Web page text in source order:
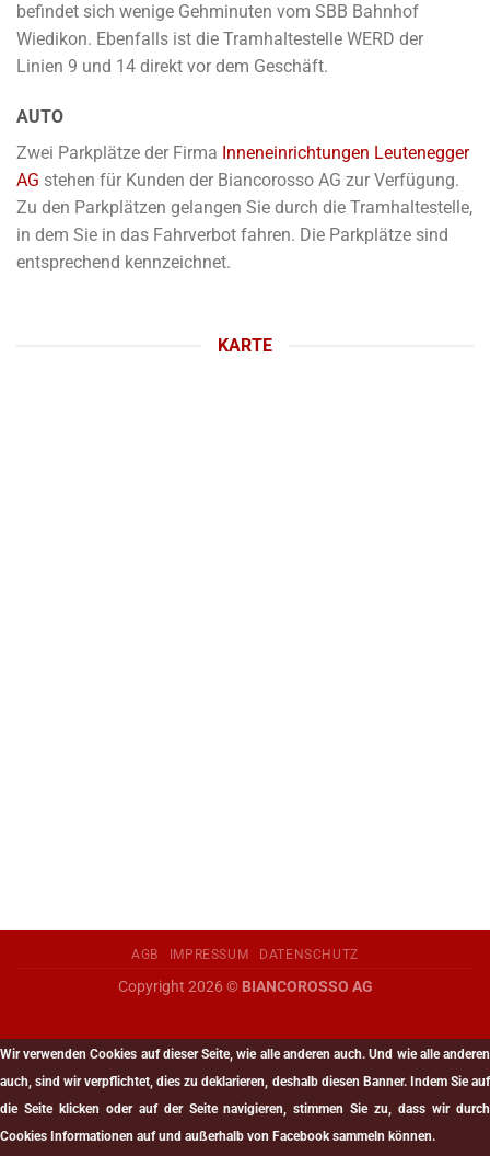
befindet sich wenige Gehminuten vom SBB Bahnhof
Wiedikon. Ebenfalls ist die Tramhaltestelle WERD der
Linien 9 und 14 direkt vor dem Geschäft.
AUTO
Zwei Parkplätze der Firma Inneneinrichtungen Leutenegger
AG stehen für Kunden der Biancorosso AG zur Verfügung.
Zu den Parkplätzen gelangen Sie durch die Tramhaltestelle,
in dem Sie in das Fahrverbot fahren. Die Parkplätze sind
entsprechend kennzeichnet.
KARTE
AGB IMPRESSUM DATENSCHUTZ
Copyright 2026 © BIANCOROSSO AG
Wir verwenden Cookies auf dieser Seite, wie alle anderen auch. Und wie alle anderen
auch, sind wir verpflichtet, dies zu deklarieren, deshalb diesen Banner. Indem Sie auf
die Seite klicken oder auf der Seite navigieren, stimmen Sie zu, dass wir durch
Cookies Informationen auf und außerhalb von Facebook sammeln können.